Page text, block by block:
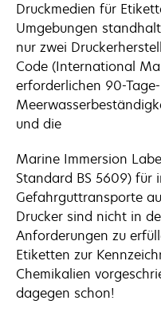
Druckmedien für
Umgebungen
nur zwei
Code (International
erforderlichen 90-Tage-
und die
Marine Immersion
Standard BS 5609) für
Gefahrguttransporte
Drucker sind nicht in
Anforderungen zu
Etiketten zur
Chemikalien
dagegen schon!